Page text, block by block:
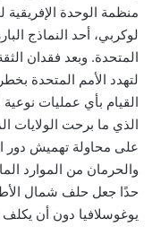
منظمة الوحدة
لوكربي، أحد النماذج
المتحدة. وبعد فقدان
لتهدد الأمم المتحدة
القيام بأي عمليات
الذي ما برحت الولايات
على محاولة تهميش دور
والحرمان من الموارد
حدًا جعل حلف شمال
يوغوسلافيا دون أن